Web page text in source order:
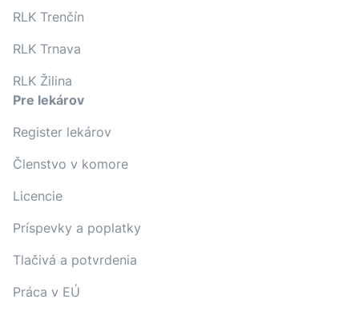
RLK Trenčín
RLK Trnava
RLK Žilina
Pre lekárov
Register lekárov
Členstvo v komore
Licencie
Príspevky a poplatky
Tlačivá a potvrdenia
Práca v EÚ